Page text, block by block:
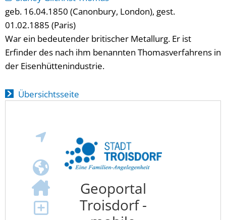
geb. 16.04.1850 (Canonbury, London), gest.
01.02.1885 (Paris)
War ein bedeutender britischer Metallurg. Er ist
Erfinder des nach ihm benannten Thomasverfahrens in
der Eisenhüttenindustrie.
Übersichtsseite